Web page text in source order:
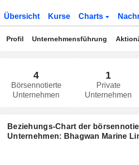
Übersicht Kurse Charts
Profil Unternehmensführung
4
Börsennotierte
Unternehmen
1
Private
Unternehmen
Beziehungs-Chart der
Unternehmen: Bhagwan Marine